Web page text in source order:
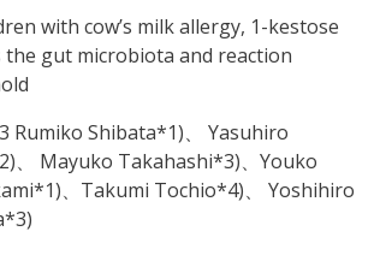
with cow’s milk allergy, 1-kestose
the gut microbiota and reaction
Rumiko Shibata*1)、 Yasuhiro
、 Mayuko Takahashi*3)、Youko
、Takumi Tochio*4)、 Yoshihiro